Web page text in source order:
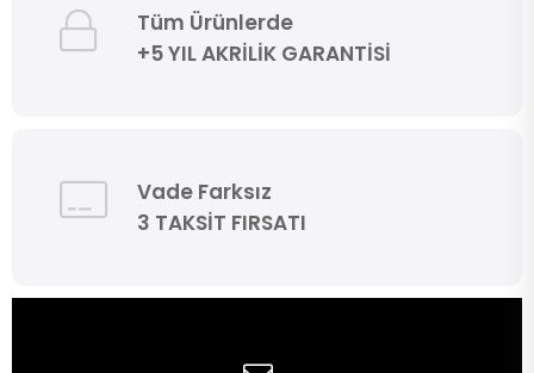
Tüm Ürünlerde
+5 YIL AKRİLİK GARANTİSİ
Vade Farksız
3 TAKSİT FIRSATI